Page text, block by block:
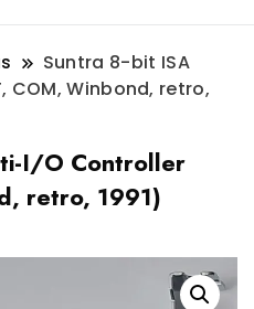
Suntra 8-bit ISA
COM, Winbond, retro,
I/O Controller
retro, 1991)